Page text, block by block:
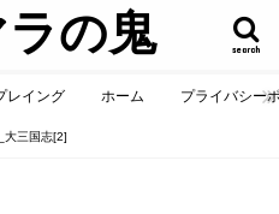
ラの鬼 search
レイング ホーム プライバシー
三国志[2]